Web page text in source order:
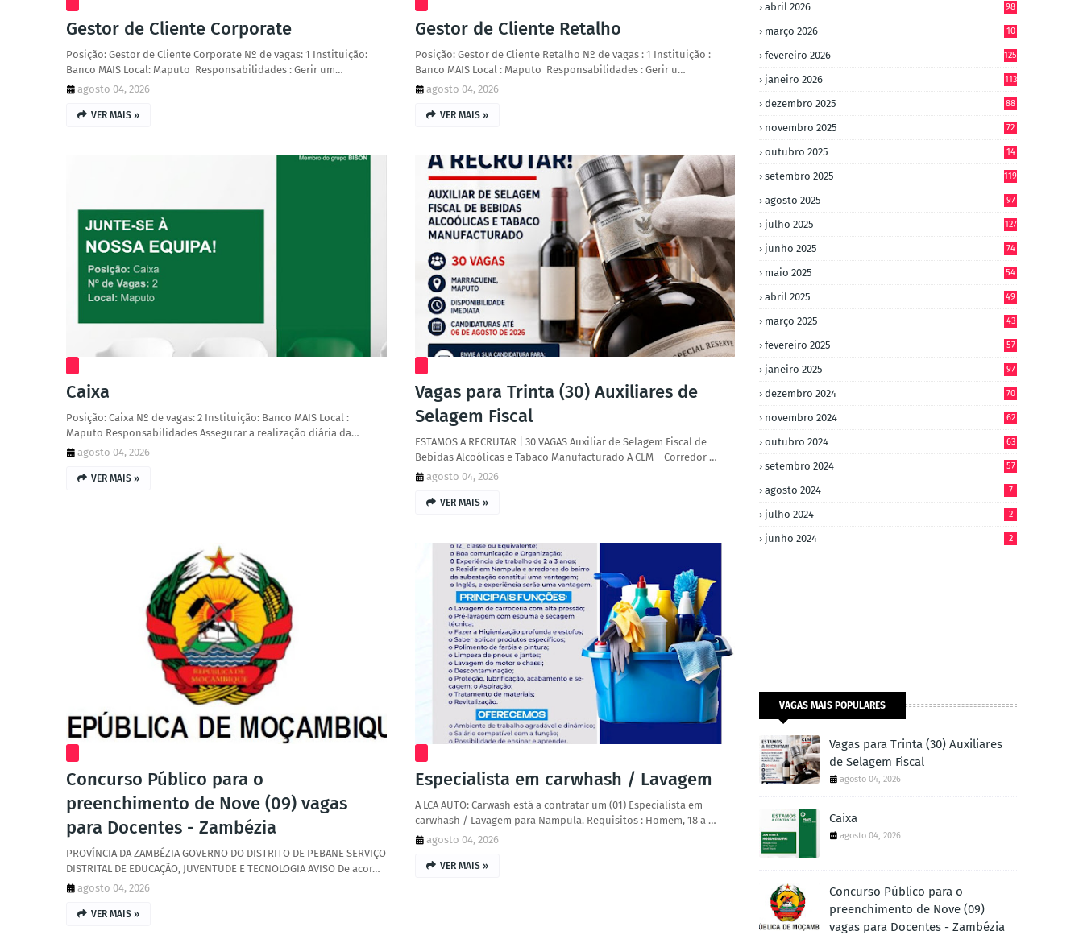
Gestor de Cliente Corporate
Posição: Gestor de Cliente Corporate Nº de vagas: 1 Instituição:
Banco MAIS Local: Maputo Responsabilidades : Gerir um…
agosto 04, 2026
VER MAIS »
Gestor de Cliente Retalho
Posição: Gestor de Cliente Retalho Nº de vagas : 1 Instituição :
Banco MAIS Local : Maputo Responsabilidades : Gerir u…
agosto 04, 2026
VER MAIS »
Caixa
Posição: Caixa Nº de vagas: 2 Instituição: Banco MAIS Local :
Maputo Responsabilidades Assegurar a realização diária da…
agosto 04, 2026
VER MAIS »
Vagas para Trinta (30) Auxiliares de
Selagem Fiscal
ESTAMOS A RECRUTAR | 30 VAGAS Auxiliar de Selagem Fiscal de
Bebidas Alcoólicas e Tabaco Manufacturado A CLM – Corredor …
agosto 04, 2026
VER MAIS »
Concurso Público para o
preenchimento de Nove (09) vagas
para Docentes - Zambézia
PROVÍNCIA DA ZAMBÉZIA GOVERNO DO DISTRITO DE PEBANE SERVIÇO
DISTRITAL DE EDUCAÇÃO, JUVENTUDE E TECNOLOGIA AVISO De acor…
agosto 04, 2026
VER MAIS »
Especialista em carwhash / Lavagem
A LCA AUTO: Carwash está a contratar um (01) Especialista em
carwhash / Lavagem para Nampula. Requisitos : Homem, 18 a …
agosto 04, 2026
VER MAIS »
abril 2026 98
março 2026
10
fevereiro 2026 125
janeiro 2026 113
dezembro 2025 88
novembro 2025 72
outubro 2025
14
setembro 2025 119
agosto 2025 97
julho 2025 127
junho 2025 74
maio 2025 54
abril 2025 49
março 2025 43
fevereiro 2025 57
janeiro 2025 97
dezembro 2024 70
novembro 2024 62
outubro 2024 63
setembro 2024 57
agosto 2024 7
julho 2024 2
junho 2024 2
VAGAS MAIS POPULARES
Vagas para Trinta (30) Auxiliares
de Selagem Fiscal
agosto 04, 2026
Caixa
agosto 04, 2026
Concurso Público para o
preenchimento de Nove (09)
vagas para Docentes - Zambézia